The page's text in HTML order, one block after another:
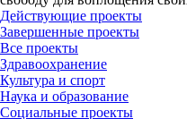
Действующие проекты
Завершенные проекты